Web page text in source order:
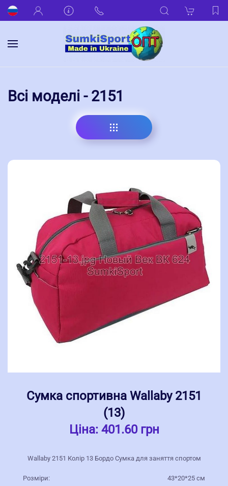
Всі моделі - 2151
Сумка спортивна Wallaby 2151
(13)
Ціна: 401.60 грн
Wallaby 2151 Колір 13 Бордо Сумка для заняття спортом
Розміри: 43*20*25 см